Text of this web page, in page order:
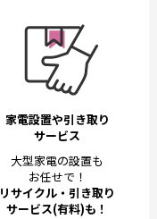
家電設置や引き取り
サービス
大型家電の設置も
お任せで！
リサイクル・引き取り
サービス(有料)も！